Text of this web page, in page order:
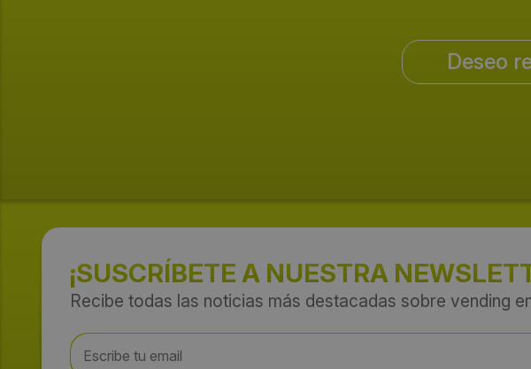
Deseo
¡SUSCRÍBETE A NUESTRA
Recibe todas las noticias más destacadas sobre vending